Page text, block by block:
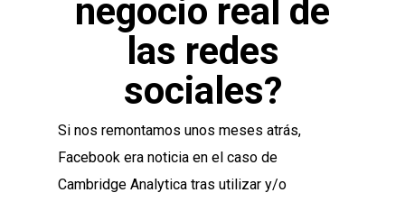
negocio real de
las redes
sociales?
Si nos remontamos unos meses atrás,
Facebook era noticia en el caso de
Cambridge Analytica tras utilizar y/o